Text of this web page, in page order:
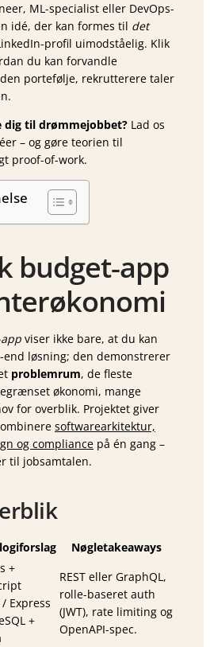
ML-specialist eller DevOps-
idé, der kan formes til det
profil uimodståelig. Klik
du kan forvandle
portefølje, rekrutterere taler
dig til drømmejobbet? Lad os
– og gøre teorien til
proof-of-work.
budget‑app
viser ikke bare, at du kan
løsning; den demonstrerer
problemrum, de fleste
økonomi, mange
for overblik. Projektet giver
softwarearkitektur,
og compliance på én gang –
til jobsamtalen.
Nøgletakeaways
+
/ Express
+
REST eller GraphQL,
rolle-baseret auth
(JWT), rate limiting og
OpenAPI-spec.